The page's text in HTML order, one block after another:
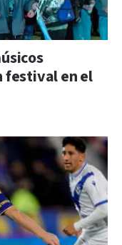
festival en el